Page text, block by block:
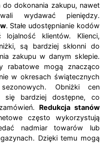
dokonania zakupu, nawet
wydawać pieniędzy.
. Stałe udostępnianie kodów
klientów. Klienci,
są bardziej skłonni do
zakupu w danym sklepie.
rabatowe mogą znacząco
w okresach świątecznych
Obniżki cen
się bardziej dostępne, co
Redukcja stanów
często wykorzystują
nadmiar towarów lub
Dzięki temu mogą